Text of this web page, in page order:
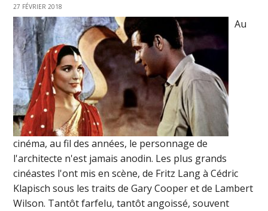
27 FÉVRIER 2018
Au
cinéma, au fil des années, le personnage de
l'architecte n'est jamais anodin. Les plus grands
cinéastes l'ont mis en scène, de Fritz Lang à Cédric
Klapisch sous les traits de Gary Cooper et de Lambert
Wilson. Tantôt farfelu, tantôt angoissé, souvent